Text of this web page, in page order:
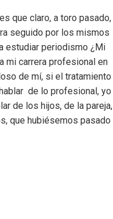
que claro, a toro pasado,
seguido por los mismos
estudiar periodismo ¿Mi
mi carrera profesional en
de mí, si el tratamiento
de lo profesional, yo
de los hijos, de la pareja,
que hubiésemos pasado